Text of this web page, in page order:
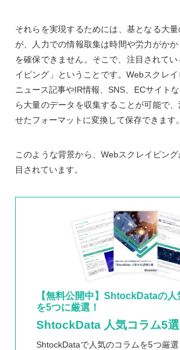
それらを実現するためには、基となる大
が、人力での情報取集は時間や労力がか
を確保できません。そこで、注目されて
イピング」ということです。Webスクレ
ニュース記事やIR情報、SNS、ECサイト
ら大量のデータを収集することが可能で
せたフォーマットに変換して保存できます。
このような背景から、Webスクレイピン
目されています。
【無料公開中】ShtockDataの人
を5つに厳選！
ShtockData 人気コラム5選
ShtockDataで人気のコラムを5つ厳選